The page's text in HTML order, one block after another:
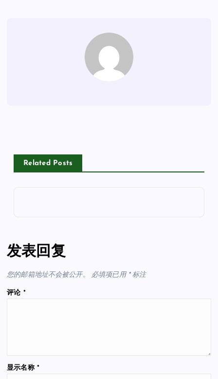
Related Posts
发表回复
您的邮箱地址不会被公开。 必填项已用 *标注
评论 *
显示名称 *